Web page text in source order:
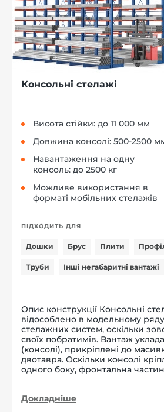
Консольні стелажі
Висота стійки: до 11 000 мм
Довжина консолі: 500-2500
Навантаження на одну
консоль: до 2500 кг
Можливе використання в
форматі мобільних стелажів
ПІДХОДИТЬ ДЛЯ
Дошки Брус Плити
Труби Інші негабаритні вантажі
Опис конструкції Консольні
відособлено в модельному
стелажних систем, оскільки
своїх побратимів. Вантаж
(консолі), прикріплені до
двотавра. Оскільки консолі
одного боку, фронтальна
Докладніше